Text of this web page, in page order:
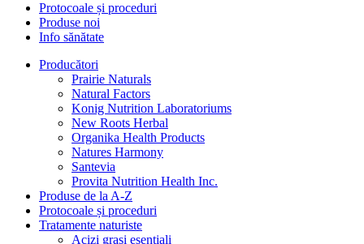
Protocoale și proceduri
Produse noi
Info sănătate
Producători
Prairie Naturals
Natural Factors
Konig Nutrition Laboratoriums
New Roots Herbal
Organika Health Products
Natures Harmony
Santevia
Provita Nutrition Health Inc.
Produse de la A-Z
Protocoale și proceduri
Tratamente naturiste
Acizi grași esențiali